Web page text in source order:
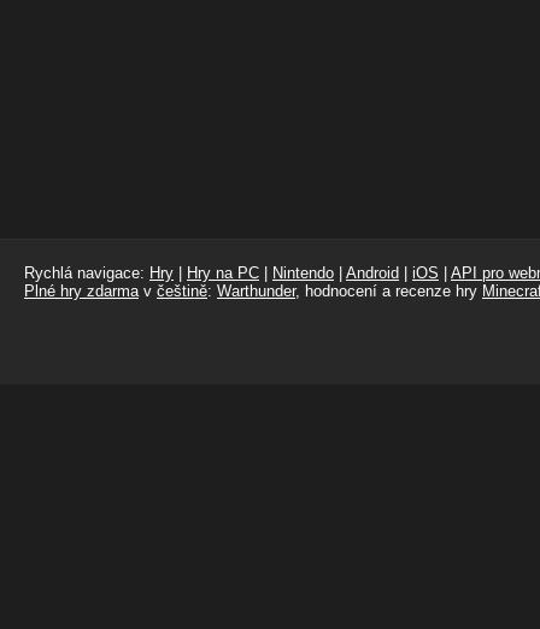
Rychlá navigace: Hry Hry na PC Nintendo Android iOS
API pro
Plné hry zdarmav češtině: Warthunder, hodnocení a recenze hry